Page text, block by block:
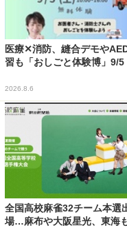
医療✕消防、縫合デモや
習も「おしごと体験博」9/5
2026.8.6
全国高校麻雀32チーム本選
場…麻布や大阪星光、東海